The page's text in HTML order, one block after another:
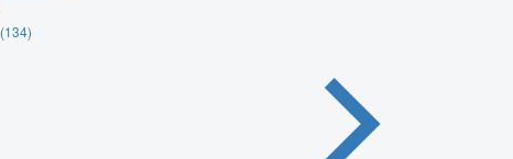
(134)